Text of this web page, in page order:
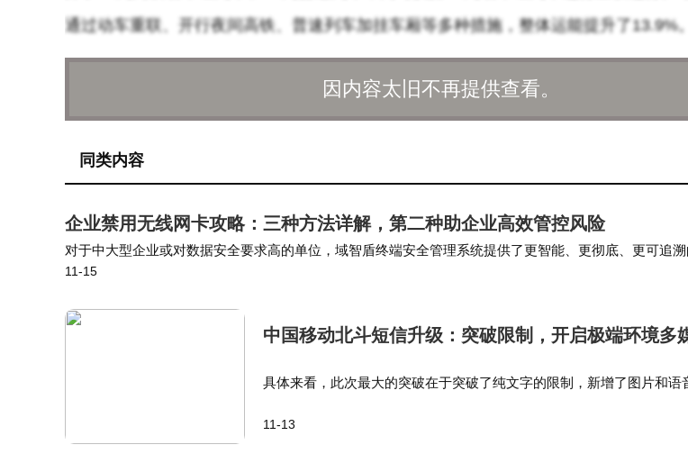
通过动车重联、开行夜间高铁、普速列车加挂车厢等多种措施，整体运能提升了13.9%。
郑州局集团公司加开了80列旅客列车，并对19列动车组列车进行了重联。武汉
的举行。西安局集团公司增开了87列旅客列车，并对40列动车组列车进行了重联。
集团公司增开了115列旅客列车，其中包括36列夜间高铁。成都局集团公司在新成昆铁
列车。广州局集团公司则加开了212列前往湛江、深圳、长沙等方向的旅客列车。
兰州局集团公司在兰州西至武威东间增开了30列城际动车组列车。乌鲁木齐局集
整个五一假期期间，中国铁路系统以高效、安全、有序的方式应对了客流高峰，
因内容太旧不再提供查看。
同类内容
企业禁用无线网卡攻略：三种方法详解，第二种助企业高效管控风险
对于中大型企业或对数据安全要求高的单位，域智盾终端安全管理系统提供了更智能、更彻底、更可追
在Windows专业版或企业环境中，IT人员可以用系统自带的组策略（Group Policy…
11-15
中国移动北斗短信升级：突破限制，开启极端环境多
具体来看，此次最大的突破在于突破了纯文字的限制，新增了图片和语
AI还原技术。 北斗短信功能的拓展，彻…
11-13